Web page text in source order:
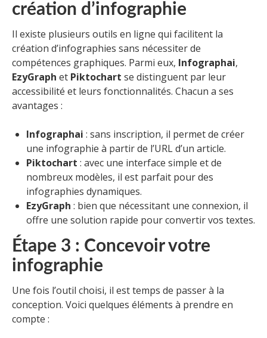
création d’infographie
Il existe plusieurs outils en ligne qui facilitent la
création d’infographies sans nécessiter de
compétences graphiques. Parmi eux, Infographai,
EzyGraph et Piktochart se distinguent par leur
accessibilité et leurs fonctionnalités. Chacun a ses
avantages :
Infographai : sans inscription, il permet de créer
une infographie à partir de l’URL d’un article.
Piktochart : avec une interface simple et de
nombreux modèles, il est parfait pour des
infographies dynamiques.
EzyGraph : bien que nécessitant une connexion, il
offre une solution rapide pour convertir vos textes.
Étape 3 : Concevoir votre
infographie
Une fois l’outil choisi, il est temps de passer à la
conception. Voici quelques éléments à prendre en
compte :